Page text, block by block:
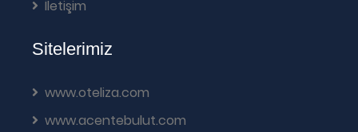
İletişim
Sitelerimiz
www.oteliza.com
www.acentebulut.com